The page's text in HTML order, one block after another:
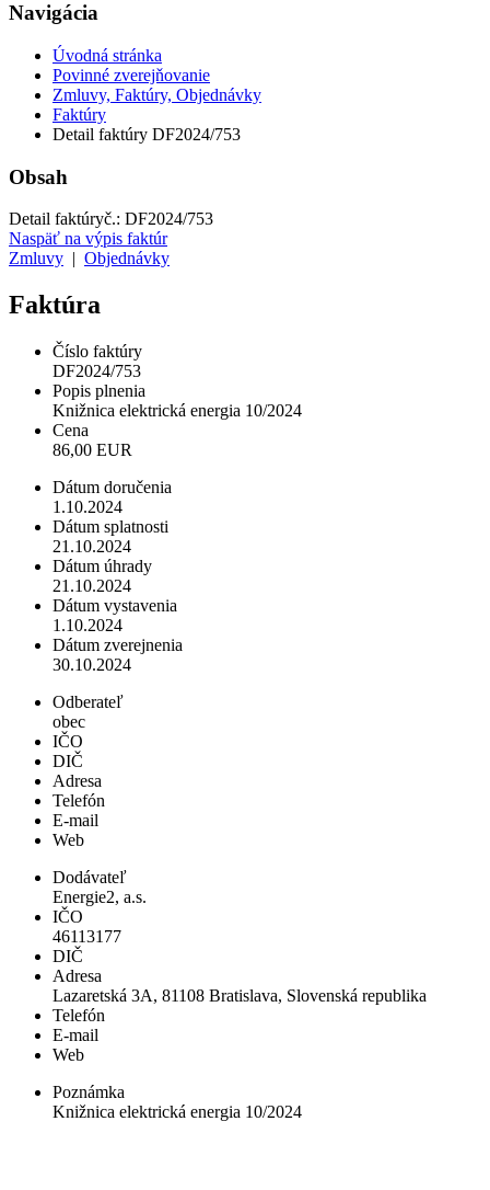
Navigácia
Úvodná stránka
Povinné zverejňovanie
Zmluvy, Faktúry, Objednávky
Faktúry
Detail faktúry DF2024/753
Obsah
Detail faktúryč.: DF2024/753
Naspäť na výpis faktúr
Zmluvy
Objednávky
Faktúra
Číslo faktúry
DF2024/753
Popis plnenia
Knižnica elektrická energia 10/2024
Cena
86,00 EUR
Dátum doručenia
1.10.2024
Dátum splatnosti
21.10.2024
Dátum úhrady
21.10.2024
Dátum vystavenia
1.10.2024
Dátum zverejnenia
30.10.2024
Odberateľ
obec
IČO
DIČ
Adresa
Telefón
E-mail
Web
Dodávateľ
Energie2, a.s.
IČO
46113177
DIČ
Adresa
Lazaretská 3A, 81108 Bratislava, Slovenská republika
Telefón
E-mail
Web
Poznámka
Knižnica elektrická energia 10/2024